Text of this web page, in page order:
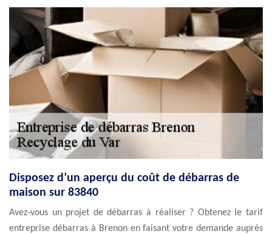
Disposez d’un aperçu du coût de débarras de
maison sur 83840
Avez-vous un projet de débarras à réaliser ? Obtenez le tarif
entreprise débarras à Brenon en faisant votre demande auprès